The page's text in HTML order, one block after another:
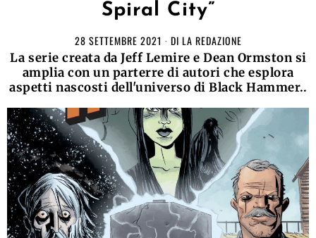
Spiral City”
28 SETTEMBRE 2021 DI LA REDAZIONE
La serie creata da Jeff Lemire e Dean Ormston si
amplia con un parterre di autori che esplora
aspetti nascosti dell'universo di Black Hammer..